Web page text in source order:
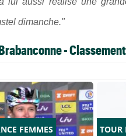
dimanche."
-
FEMMES TOUR